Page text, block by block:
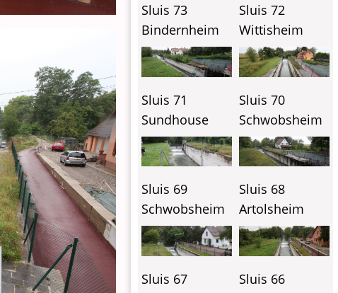
Sluis 73
Bindernheim
Sluis 72
Wittisheim
Sluis 71
Sundhouse
Sluis 70
Schwobsheim
Sluis 69
Schwobsheim
Sluis 68
Artolsheim
Sluis 67
Sluis 66